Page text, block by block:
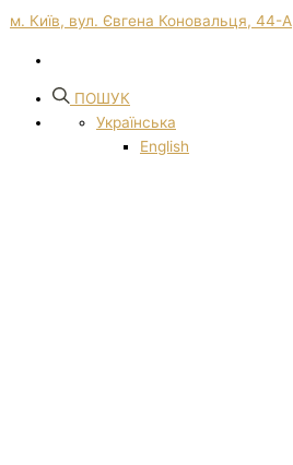
м. Київ, вул. Євгена Коновальця, 44-А
ПОШУК
Українська
English